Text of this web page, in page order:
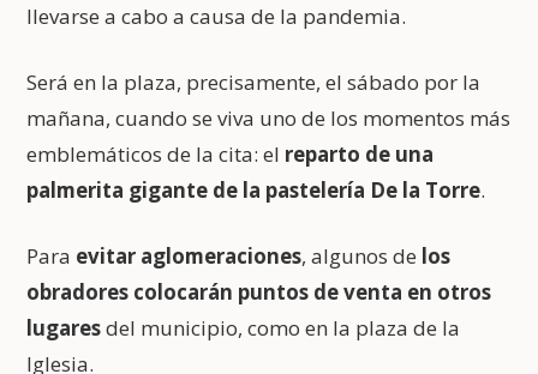
llevarse a cabo a causa de la pandemia.
Será en la plaza, precisamente, el sábado por la
mañana, cuando se viva uno de los momentos más
emblemáticos de la cita: el reparto de una
palmerita gigante de la pastelería De la Torre.
Para evitar aglomeraciones, algunos de los
obradores colocarán puntos de venta en otros
lugaresdel municipio, como en la plaza de la
Iglesia.